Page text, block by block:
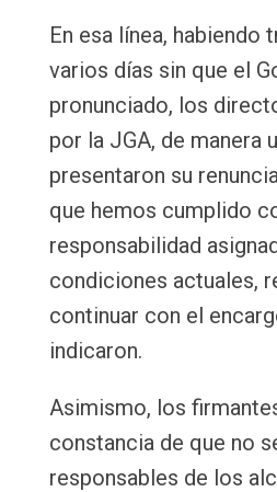
En esa línea, habiendo
varios días sin que el
pronunciado, los
por la JGA, de manera
presentaron su
que hemos cumplido
responsabilidad
condiciones actuales,
continuar con el
indicaron.
Asimismo, los
constancia de que no
responsables de los